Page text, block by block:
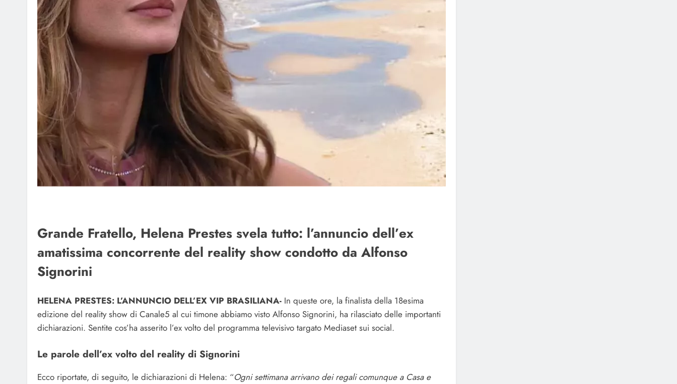
Grande Fratello, Helena Prestes svela tutto: l’annuncio dell’ex
amatissima concorrente del reality show condotto da Alfonso
Signorini
HELENA PRESTES: L’ANNUNCIO DELL’EX VIP BRASILIANA- In queste ore, la finalista della 18esima
edizione del reality show di Canale5 al cui timone abbiamo visto Alfonso Signorini, ha rilasciato delle importanti
dichiarazioni. Sentite cos’ha asserito l’ex volto del programma televisivo targato Mediaset sui social.
Le parole dell’ex volto del reality di Signorini
Ecco riportate, di seguito, le dichiarazioni di Helena: “Ogni settimana arrivano dei regali comunque a Casa e